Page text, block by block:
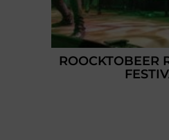
ROOCKTOBEER